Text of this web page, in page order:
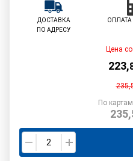
ДОСТАВКА
ПО АДРЕСУ
ОПЛАТА
Цена
223,
По